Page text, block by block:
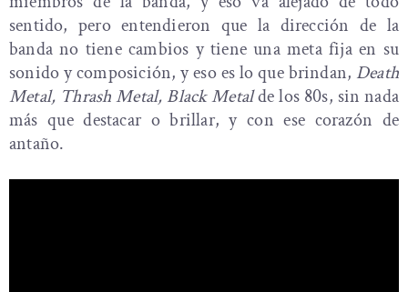
sentido, pero entendieron que la dirección de la
banda no tiene cambios y tiene una meta fija en su
sonido y composición, y eso es lo que brindan, Death
Metal, Thrash Metal, Black Metalde los 80s, sin nada
más que destacar o brillar, y con ese corazón de
antaño.